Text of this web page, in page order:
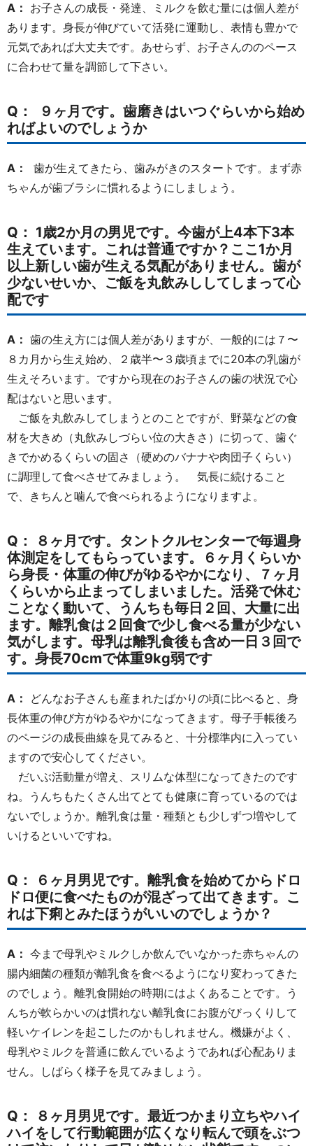
A： お子さんの成長・発達、ミルクを飲む量には個人差が
あります。身長が伸びていて活発に運動し、表情も豊かで
元気であれば大丈夫です。あせらず、お子さんののペース
に合わせて量を調節して下さい。
Q： ９ヶ月です。歯磨きはいつぐらいから始め
ればよいのでしょうか
A：
歯が生えてきたら、歯みがきのスタートです。まず赤
ちゃんが歯ブラシに慣れるようにしましょう。
Q： 1歳2か月の男児です。今歯が上4本下3本
生えています。これは普通ですか？ここ1か月
以上新しい歯が生える気配がありません。歯が
少ないせいか、ご飯を丸飲みししてしまって心
配です
A： 歯の生え方には個人差がありますが、一般的には７〜
８カ月から生え始め、２歳半〜３歳頃までに20本の乳歯が
生えそろいます。ですから現在のお子さんの歯の状況で心
配はないと思います。
ご飯を丸飲みしてしまうとのことですが、野菜などの食
材を大きめ（丸飲みしづらい位の大きさ）に切って、歯ぐ
きでかめるくらいの固さ（硬めのバナナや肉団子くらい）
に調理して食べさせてみましょう。 気長に続けること
で、きちんと噛んで食べられるようになりますよ。
Q： ８ヶ月です。タントクルセンターで毎週身
体測定をしてもらっています。６ヶ月くらいか
ら身長・体重の伸びがゆるやかになり、７ヶ月
くらいから止まってしまいました。活発で休む
ことなく動いて、うんちも毎日２回、大量に出
ます。離乳食は２回食で少し食べる量が少ない
気がします。母乳は離乳食後も含め一日３回で
す。身長70cmで体重9kg弱です
A：
どんなお子さんも産まれたばかりの頃に比べると、身
長体重の伸び方がゆるやかになってきます。母子手帳後ろ
のページの成長曲線を見てみると、十分標準内に入ってい
ますので安心してください。
だいぶ活動量が増え、スリムな体型になってきたのです
ね。うんちもたくさん出てとても健康に育っているのでは
ないでしょうか。離乳食は量・種類とも少しずつ増やして
いけるといいですね。
Q： ６ヶ月男児です。離乳食を始めてからドロ
ドロ便に食べたものが混ざって出てきます。こ
れは下痢とみたほうがいいのでしょうか？
A： 今まで母乳やミルクしか飲んでいなかった赤ちゃんの
腸内細菌の種類が離乳食を食べるようになり変わってきた
のでしょう。離乳食開始の時期にはよくあることです。う
んちが軟らかいのは慣れない離乳食にお腹がびっくりして
軽いケイレンを起こしたのかもしれません。機嫌がよく、
母乳やミルクを普通に飲んでいるようであれば心配ありま
せん。しばらく様子を見てみましょう。
Q： ８ヶ月男児です。最近つかまり立ちやハイ
ハイをして行動範囲が広くなり転んで頭をぶつ